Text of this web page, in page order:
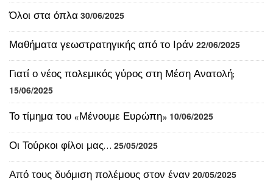
Μαθήματα γεωστρατηγικής από το Ιράν
Γιατί ο νέος πολεμικός γύρος στη Μέση Ανατολή;
15/06/2025
Το τίμημα του «Μένουμε Ευρώπη»
Οι Τούρκοι φίλοι μας… 25/05/2025
Από τους δυόμιση πολέμους στον έναν
08/05/2025